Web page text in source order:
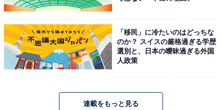
「移民」に冷たいのはどっちな
のか？ スイスの厳格過ぎる学歴
選別と、日本の曖昧過ぎる外国
人政策
連載をもっと見る